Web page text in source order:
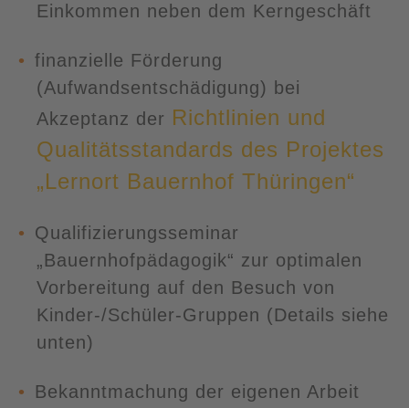
Einkommen neben dem Kerngeschäft
finanzielle Förderung
(Aufwandsentschädigung) bei
Akzeptanz der Richtlinien und
Qualitätsstandards des Projektes
„Lernort Bauernhof Thüringen“
Qualifizierungsseminar
„Bauernhofpädagogik“ zur optimalen
Vorbereitung auf den Besuch von
Kinder-/Schüler-Gruppen (Details siehe
unten)
Bekanntmachung der eigenen Arbeit